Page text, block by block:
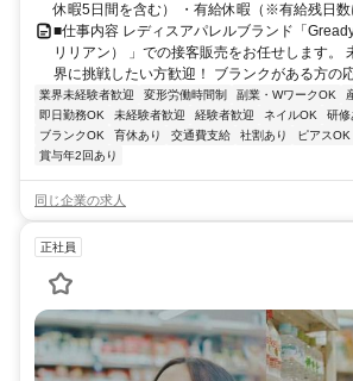
休暇5日間を含む） ・有給休暇（※有給残日数
■仕事内容 レディスアパレルブランド「
リリアン） 」での接客販売をお任せします。
界に挑戦したい方歓迎！ ブランクがある方の応
業界未経験者歓迎 変形労働時間制 副業・WワークOK
即日勤務OK
未経験者歓迎 経験者歓迎 ネイルOK 研修
ブランクOK
育休あり 交通費支給 社割あり ピアスOK
賞与年2回あり
同じ企業の求人
正社員